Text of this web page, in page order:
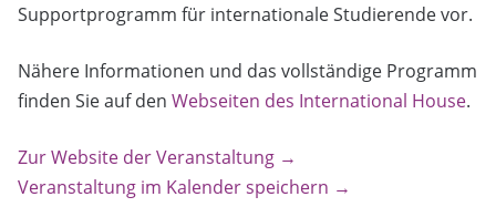
Supportprogramm für internationale Studierende vor.
Nähere Informationen und das vollständige Programm
finden Sie auf den Webseiten des International House.
Zur Website der Veranstaltung →
Veranstaltung im Kalender speichern →